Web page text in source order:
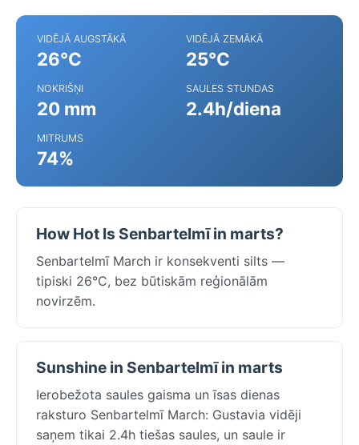
VIDĒJĀ AUGSTĀKĀ
26°C
VIDĒJĀ ZEMĀKĀ
25°C
NOKRIŠŅI
20 mm
SAULES STUNDAS
2.4h/diena
MITRUMS
74%
How Hot Is Senbartelmī in marts?
Senbartelmī March ir konsekventi silts —
tipiski 26°C, bez būtiskām reģionālām
novirzēm.
Sunshine in Senbartelmī in marts
Ierobežota saules gaisma un īsas dienas
raksturo Senbartelmī March: Gustavia vidēji
saņem tikai 2.4h tiešas saules, un saule ir